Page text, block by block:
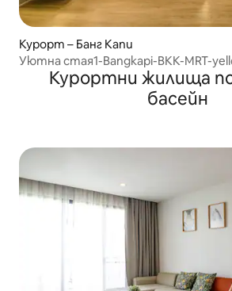
Курорт – Банг Капи
Уютна стая1-Bangkapi-BKK-MRT-
Курортни жилища
басейн